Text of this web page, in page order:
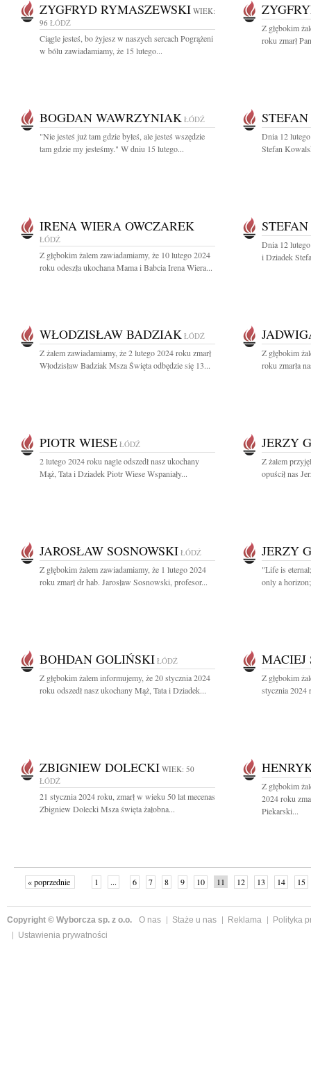
ZYGFRYD RYMASZEWSKI WIEK:
96 ŁÓDŹ
Ciągle jesteś, bo żyjesz w naszych sercach Pogrążeni
w bólu zawiadamiamy, że 15 lutego...
Z głębokim
roku zmarł
BOGDAN WAWRZYNIAK ŁÓDŹ
"Nie jesteś już tam gdzie byłeś, ale jesteś wszędzie
tam gdzie my jesteśmy." W dniu 15 lutego...
Dnia 12
Stefan
IRENA WIERA OWCZAREK
ŁÓDŹ
Z głębokim żalem zawiadamiamy, że 10 lutego 2024
roku odeszła ukochana Mama i Babcia Irena Wiera...
Dnia 12
i Dziadek
WŁODZISŁAW BADZIAK ŁÓDŹ
Z żalem zawiadamiamy, że 2 lutego 2024 roku zmarł
Włodzisław Badziak Msza Święta odbędzie się 13...
Z głębokim
roku zmarła
PIOTR WIESE ŁÓDŹ
2 lutego 2024 roku nagle odszedł nasz ukochany
Mąż, Tata i Dziadek Piotr Wiese Wspaniały...
JERZY
Z żalem
opuścił nas
JAROSŁAW SOSNOWSKI ŁÓDŹ
Z głębokim żalem zawiadamiamy, że 1 lutego 2024
roku zmarł dr hab. Jarosław Sosnowski, profesor...
JERZY
"Life is
only a
BOHDAN GOLIŃSKI ŁÓDŹ
Z głębokim żalem informujemy, że 20 stycznia 2024
roku odszedł nasz ukochany Mąż, Tata i Dziadek...
MACIEJ
Z głębokim
stycznia 2024
ZBIGNIEW DOLECKI WIEK: 50
ŁÓDŹ
21 stycznia 2024 roku, zmarł w wieku 50 lat mecenas
Zbigniew Dolecki Msza święta żałobna...
Z głębokim
2024 roku
Piekarski...
« poprzednie 1 ... 6 7 8 9 10 11 12 13 14 15
Copyright © Wyborcza sp. z o.o. O nas Staże u nas Reklama
Polityka
Ustawienia prywatności